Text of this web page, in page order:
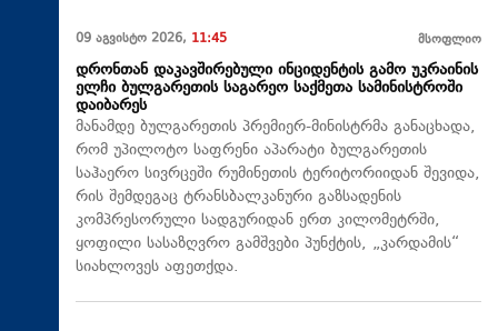
09 აგვისტო 2026, 11:45 მსოფლიო
დრონთან დაკავშირებული ინციდენტის გამო უკრაინის
ელჩი ბულგარეთის საგარეო საქმეთა სამინისტროში
დაიბარეს
მანამდე ბულგარეთის პრემიერ-მინისტრმა განაცხადა,
რომ უპილოტო საფრენი აპარატი ბულგარეთის
საჰაერო სივრცეში რუმინეთის ტერიტორიიდან შევიდა,
რის შემდეგაც ტრანსბალკანური გაზსადენის
კომპრესორული სადგურიდან ერთ კილომეტრში,
ყოფილი სასაზღვრო გამშვები პუნქტის, „კარდამის“
სიახლოვეს აფეთქდა.